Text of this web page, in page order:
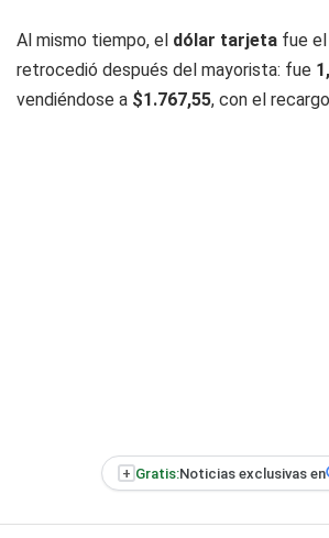
Al mismo tiempo, el dólar tarjeta fue el
retrocedió después del mayorista: fue
vendiéndose a $1.767,55, con el
+ Gratis:Noticias exclusivas en